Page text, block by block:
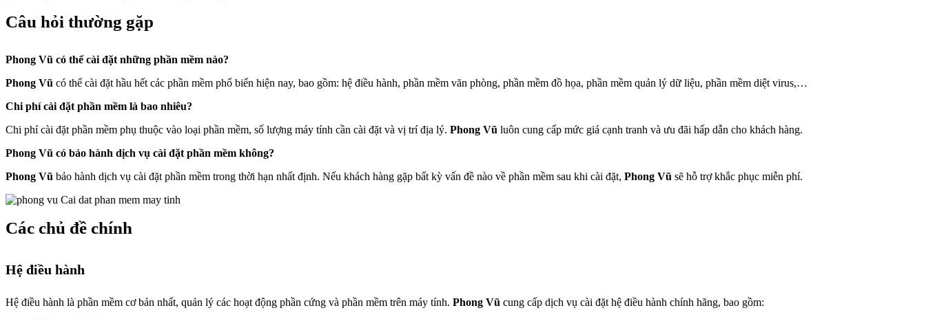
Câu hỏi thường gặp
Phong Vũ có thể cài đặt những phần mềm nào?
Phong Vũ có thể cài đặt hầu hết các phần mềm phổ biến hiện nay, bao gồm: hệ điều hành, phần mềm văn phòng, phần mềm đồ họa, phần mềm quản lý dữ liệu, phần mềm diệt virus,…
Chi phí cài đặt phần mềm là bao nhiêu?
Chi phí cài đặt phần mềm phụ thuộc vào loại phần mềm, số lượng máy tính cần cài đặt và vị trí địa lý. Phong Vũ luôn cung cấp mức giá cạnh tranh và ưu đãi hấp dẫn cho khách hàng.
Phong Vũ có bảo hành dịch vụ cài đặt phần mềm không?
Phong Vũ bảo hành dịch vụ cài đặt phần mềm trong thời hạn nhất định. Nếu khách hàng gặp bất kỳ vấn đề nào về phần mềm sau khi cài đặt, Phong Vũ sẽ hỗ trợ khắc phục miễn phí.
Các chủ đề chính
Hệ điều hành
Hệ điều hành là phần mềm cơ bản nhất, quản lý các hoạt động phần cứng và phần mềm trên máy tính. Phong Vũ cung cấp dịch vụ cài đặt hệ điều hành chính hãng, bao gồm: